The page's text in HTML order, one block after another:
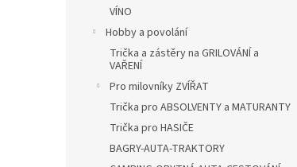
VÍNO
Hobby a povolání
Trička a zástěry na GRILOVÁNÍ a
VAŘENÍ
Pro milovníky ZVÍŘAT
Trička pro ABSOLVENTY a MATURANTY
Trička pro HASIČE
BAGRY-AUTA-TRAKTORY